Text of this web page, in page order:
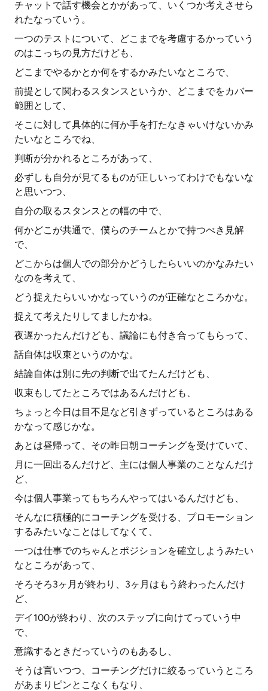
チャットで話す機会とかがあって、いくつか考えさせら
れたなっていう。
一つのテストについて、どこまでを考慮するかっていう
のはこっちの見方だけども、
どこまでやるかとか何をするかみたいなところで、
前提として関わるスタンスというか、どこまでをカバー
範囲として、
そこに対して具体的に何か手を打たなきゃいけないかみ
たいなところでね、
判断が分かれるところがあって、
必ずしも自分が見てるものが正しいってわけでもないな
と思いつつ、
自分の取るスタンスとの幅の中で、
何かどこが共通で、僕らのチームとかで持つべき見解
で、
どこからは個人での部分かどうしたらいいのかなみたい
なのを考えて、
どう捉えたらいいかなっていうのが正確なところかな。
捉えて考えたりしてましたかね。
夜遅かったんだけども、議論にも付き合ってもらって、
話自体は収束というのかな。
結論自体は別に先の判断で出てたんだけども、
収束もしてたところではあるんだけども、
ちょっと今日は目不足など引きずっているところはある
かなって感じかな。
あとは昼帰って、その昨日朝コーチングを受けていて、
月に一回出るんだけど、主には個人事業のことなんだけ
ど、
今は個人事業ってもちろんやってはいるんだけども、
そんなに積極的にコーチングを受ける、プロモーション
するみたいなことはしてなくて、
一つは仕事でのちゃんとポジションを確立しようみたい
なところがあって、
そろそろ3ヶ月が終わり、3ヶ月はもう終わったんだけ
ど、
デイ100が終わり、次のステップに向けてっていう中
で、
意識するときだっていうのもあるし、
そうは言いつつ、コーチングだけに絞るっていうところ
があまりピンとこなくもなり、